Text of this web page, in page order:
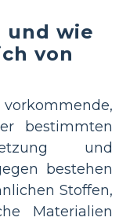
und wie
von
bestimmten
und
bestehen
Stoffen,
Materialien